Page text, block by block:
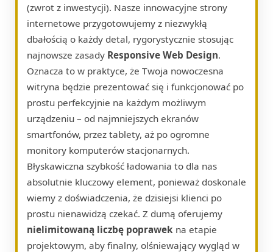
(zwrot z inwestycji). Nasze innowacyjne strony
internetowe przygotowujemy z niezwykłą
dbałością o każdy detal, rygorystycznie stosując
najnowsze zasady Responsive Web Design.
Oznacza to w praktyce, że Twoja nowoczesna
witryna będzie prezentować się i funkcjonować po
prostu perfekcyjnie na każdym możliwym
urządzeniu – od najmniejszych ekranów
smartfonów, przez tablety, aż po ogromne
monitory komputerów stacjonarnych.
Błyskawiczna szybkość ładowania to dla nas
absolutnie kluczowy element, ponieważ doskonale
wiemy z doświadczenia, że dzisiejsi klienci po
prostu nienawidzą czekać. Z dumą oferujemy
nielimitowaną liczbę poprawek na etapie
projektowym, aby finalny, olśniewający wygląd w